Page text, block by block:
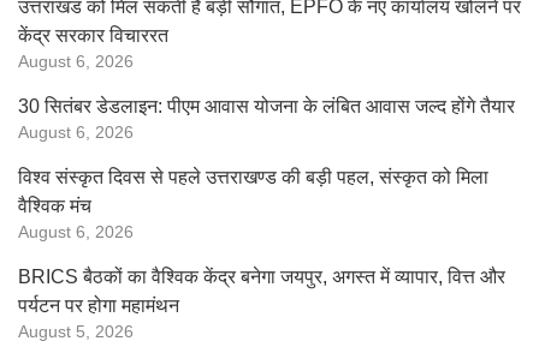
उत्तराखंड को मिल सकती है बड़ी सौगात, EPFO के नए कार्यालय खोलने पर
केंद्र सरकार विचाररत
August 6, 2026
30 सितंबर डेडलाइन: पीएम आवास योजना के लंबित आवास जल्द होंगे तैयार
August 6, 2026
विश्व संस्कृत दिवस से पहले उत्तराखण्ड की बड़ी पहल, संस्कृत को मिला
वैश्विक मंच
August 6, 2026
BRICS बैठकों का वैश्विक केंद्र बनेगा जयपुर, अगस्त में व्यापार, वित्त और
पर्यटन पर होगा महामंथन
August 5, 2026